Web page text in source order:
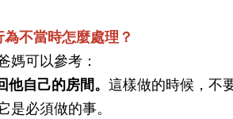
不當時怎麼處理？
媽可以參考：
他自己的房間。 這樣做的時候，不
是必須做的事。